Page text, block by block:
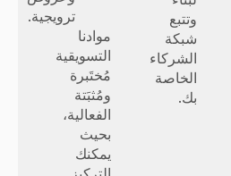
وتتبع
شبكة
الشركاء
الخاصة
بك.
ترويجية.
موادنا
التسويقية
مُختَبرة
ومُثبَتة
الفعالية،
بحيث
يمكنك